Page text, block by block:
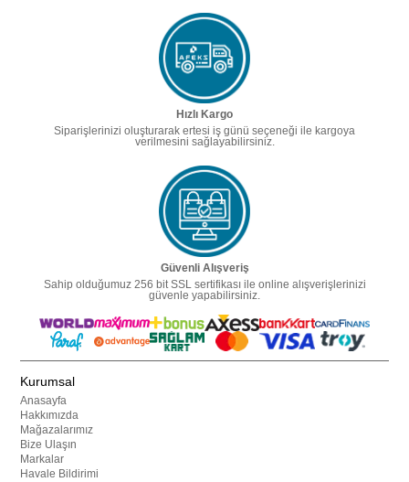
Hızlı Kargo
Siparişlerinizi oluşturarak ertesi iş günü seçeneği ile kargoya
verilmesini sağlayabilirsiniz.
Güvenli Alışveriş
Sahip olduğumuz 256 bit SSL sertifikası ile online alışverişlerinizi
güvenle yapabilirsiniz.
Kurumsal
Anasayfa
Hakkımızda
Mağazalarımız
Bize Ulaşın
Markalar
Havale Bildirimi